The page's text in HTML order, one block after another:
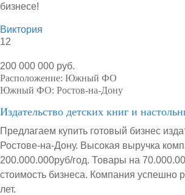
бизнесе!
Виктория
12
200 000 000 руб.
Расположение: Южный ФО
Южный ФО: Ростов-на-Дону
Издательство детских книг и
Предлагаем купить готовый бизнес
Ростове-на-Дону. Высокая выручка
200.000.000руб/год. Товары на
стоимость бизнеса. Компания успешно
лет.